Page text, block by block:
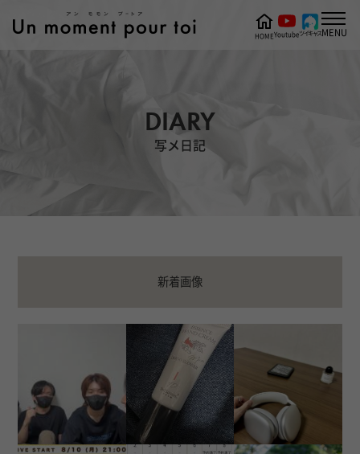
DIARY
写メ日記
HOMEYoutubeツイキャスMENU
新着画像